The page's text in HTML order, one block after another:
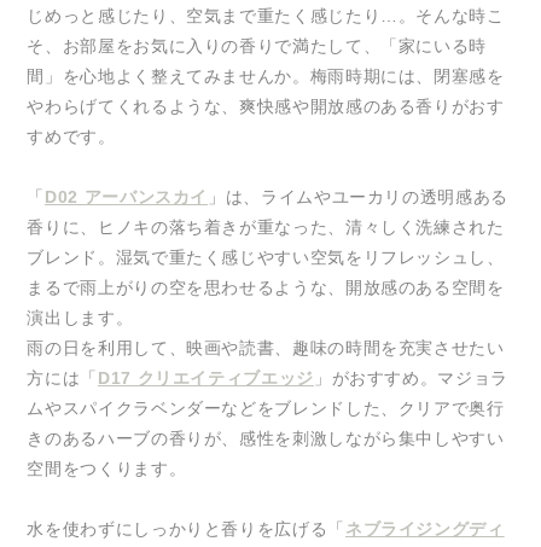
じめっと感じたり、空気まで重たく感じたり…。そんな時こ
そ、お部屋をお気に入りの香りで満たして、「家にいる時
間」を心地よく整えてみませんか。梅雨時期には、閉塞感を
やわらげてくれるような、爽快感や開放感のある香りがおす
すめです。
「 D02 アーバンスカイ 」は、ライムやユーカリの透明感ある
香りに、ヒノキの落ち着きが重なった、清々しく洗練された
ブレンド。湿気で重たく感じやすい空気をリフレッシュし、
まるで雨上がりの空を思わせるような、開放感のある空間を
演出します。
雨の日を利用して、映画や読書、趣味の時間を充実させたい
方には「 D17 クリエイティブエッジ 」がおすすめ。マジョラ
ムやスパイクラベンダーなどをブレンドした、クリアで奥行
きのあるハーブの香りが、感性を刺激しながら集中しやすい
空間をつくります。
水を使わずにしっかりと香りを広げる「 ネブライジングディ